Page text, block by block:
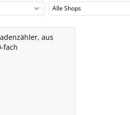
Alle Shops